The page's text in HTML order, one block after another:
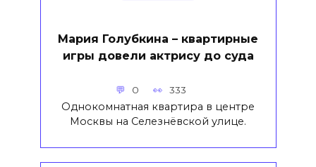
Мария Голубкина – квартирные
игры довели актрису до суда
0 333
Однокомнатная квартира в центре
Москвы на Селезнёвской улице.